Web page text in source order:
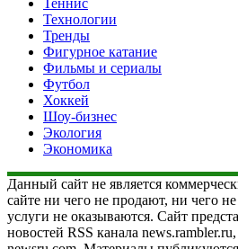
Технологии
Тренды
Фигурное катание
Фильмы и сериалы
Футбол
Хоккей
Шоу-бизнес
Экология
Экономика
Данный сайт не является
сайте ни чего не продают, ни чего
услуги не оказываются. Сайт
новостей RSS канала